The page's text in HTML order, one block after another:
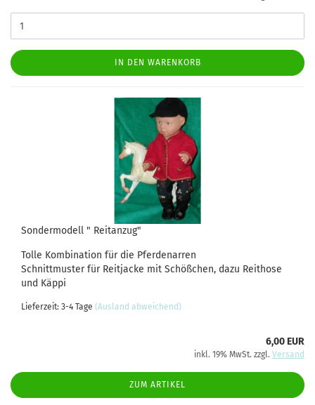
IN DEN WARENKORB
Sondermodell " Reitanzug"
Tolle Kombination für die Pferdenarren
Schnittmuster für Reitjacke mit Schößchen, dazu Reithose
und Käppi
Lieferzeit: 3-4 Tage (Ausland abweichend)
6,00 EUR
inkl. 19% MwSt. zzgl. Versand
ZUM ARTIKEL